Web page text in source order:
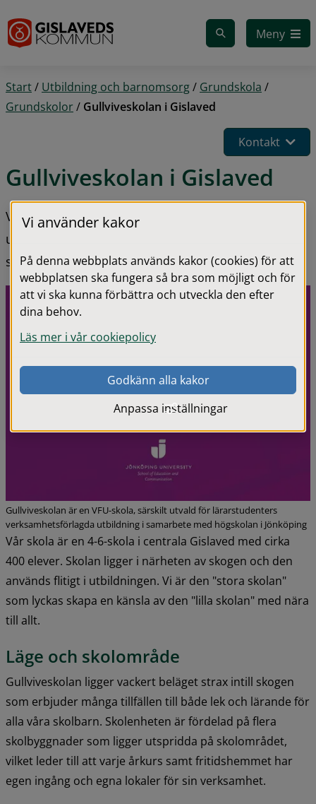
Meny
Start/ Utbildning och barnomsorg/ Grundskola /
Grundskolor/ Gullviveskolan i Gislaved
Kontakt
Gullviveskolan i Gislaved
Vi arbetar aktivt med elevernas kunskapsmässiga
utveckling och deras sociala förmågor för att de
ska bli så bra rustade för framtiden som möjligt.
Gullviveskolan är en VFU-skola, särskilt utvald för lärarstudenters
verksamhetsförlagda utbildning i samarbete med högskolan i Jönköping
Vår skola är en 4-6-skola i centrala Gislaved med cirka
400 elever. Skolan ligger i närheten av skogen och den
används flitigt i utbildningen. Vi är den "stora skolan"
som lyckas skapa en känsla av den "lilla skolan" med nära
till allt.
Läge och skolområde
Gullviveskolan ligger vackert beläget strax intill skogen
som erbjuder många tillfällen till både lek och lärande för
alla våra skolbarn. Skolenheten är fördelad på flera
skolbyggnader som ligger utspridda på skolområdet,
vilket leder till att varje årkurs samt fritidshemmet har
egen ingång och egna lokaler för sin verksamhet.
Vi använder kakor
På denna webbplats används kakor (cookies) för att
webbplatsen ska fungera så bra som möjligt och för
att vi ska kunna förbättra och utveckla den efter
dina behov.
Läs mer i vår cookiepolicy
Godkänn alla kakor
Anpassa inställningar